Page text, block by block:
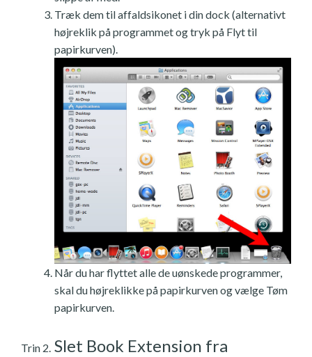
Træk dem til affaldsikonet i din dock (alternativt
højreklik på programmet og tryk på Flyt til
papirkurven).
Når du har flyttet alle de uønskede programmer,
skal du højreklikke på papirkurven og vælge Tøm
papirkurven.
Trin 2. Slet Book Extension fra